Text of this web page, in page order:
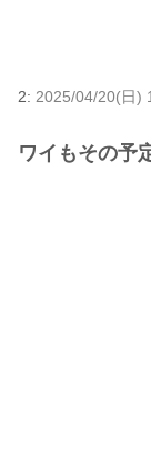
2: 2025/04/20(日)
ワイもその予